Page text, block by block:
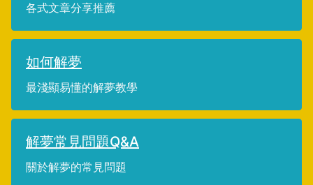
各式文章分享推薦
如何解夢
最淺顯易懂的解夢教學
解夢常見問題Q&A
關於解夢的常見問題